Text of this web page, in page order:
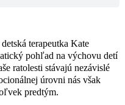
sa starať o svoje vlastné
zdravie,
si vytvoriť harmonický vzťah
detská terapeutka Kate
pohľad na výchovu detí
ratolesti stávajú nezávislé
úrovni nás však
predtým.